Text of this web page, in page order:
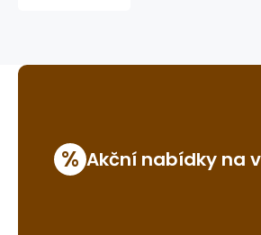
% Akční nabídky na